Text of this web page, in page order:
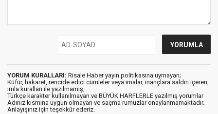
YORUM KURALLARI: Risale Haber yayın politikasına uymayan;
Küfür, hakaret, rencide edici cümleler veya imalar, inançlara saldırı içeren,
imla kuralları ile yazılmamış,
Türkçe karakter kullanılmayan ve BÜYÜK HARFLERLE yazılmış yorumlar
Adınız kısmına uygun olmayan ve saçma rumuzlar onaylanmamaktadır.
Anlayışınız için teşekkür ederiz.